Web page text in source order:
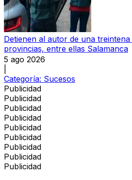
Detienen al autor de una
provincias, entre ellas Salamanca
5 ago 2026
Categoría: Sucesos
Publicidad
Publicidad
Publicidad
Publicidad
Publicidad
Publicidad
Publicidad
Publicidad
Publicidad